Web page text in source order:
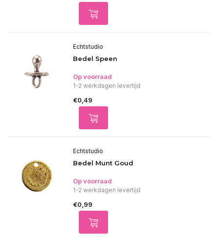
Echtstudio
Bedel Speen
Op voorraad
1-2 werkdagen levertijd
€0,49
Echtstudio
Bedel Munt Goud
Op voorraad
1-2 werkdagen levertijd
€0,99